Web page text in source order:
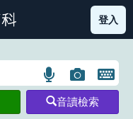
部首索引表圖示
登入
語
言
搜
圖
片
搜
開
鍵
音讀檢索